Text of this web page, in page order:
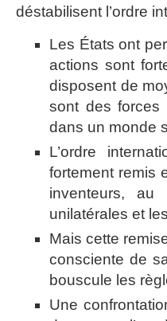
déstabilisent l’ordre
Les États ont
actions sont
disposent de
sont des forces
dans un monde
L’ordre
fortement remis
inventeurs, au
unilatérales et
Mais cette
consciente de
bouscule les
Une